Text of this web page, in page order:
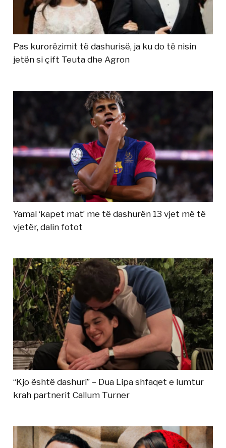
Pas kurorëzimit të dashurisë, ja ku do të nisin
jetën si çift Teuta dhe Agron
Yamal ‘kapet mat’ me të dashurën 13 vjet më të
vjetër, dalin fotot
“Kjo është dashuri” – Dua Lipa shfaqet e lumtur
krah partnerit Callum Turner